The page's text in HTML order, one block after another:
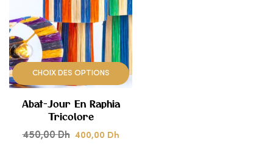
CHOIX DES OPTIONS
AJOUTER
À
MES
CŒUR
Abat-Jour En Raphia
Tricolore
450,00Dh 400,00 Dh